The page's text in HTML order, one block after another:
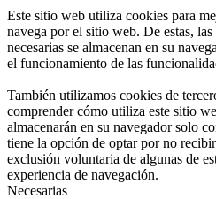
Este sitio web utiliza cookies para
navega por el sitio web. De estas,
necesarias se almacenan en su
el funcionamiento de las
También utilizamos cookies de
comprender cómo utiliza este sitio
almacenarán en su navegador solo
tiene la opción de optar por no
exclusión voluntaria de algunas de
experiencia de navegación.
Necesarias